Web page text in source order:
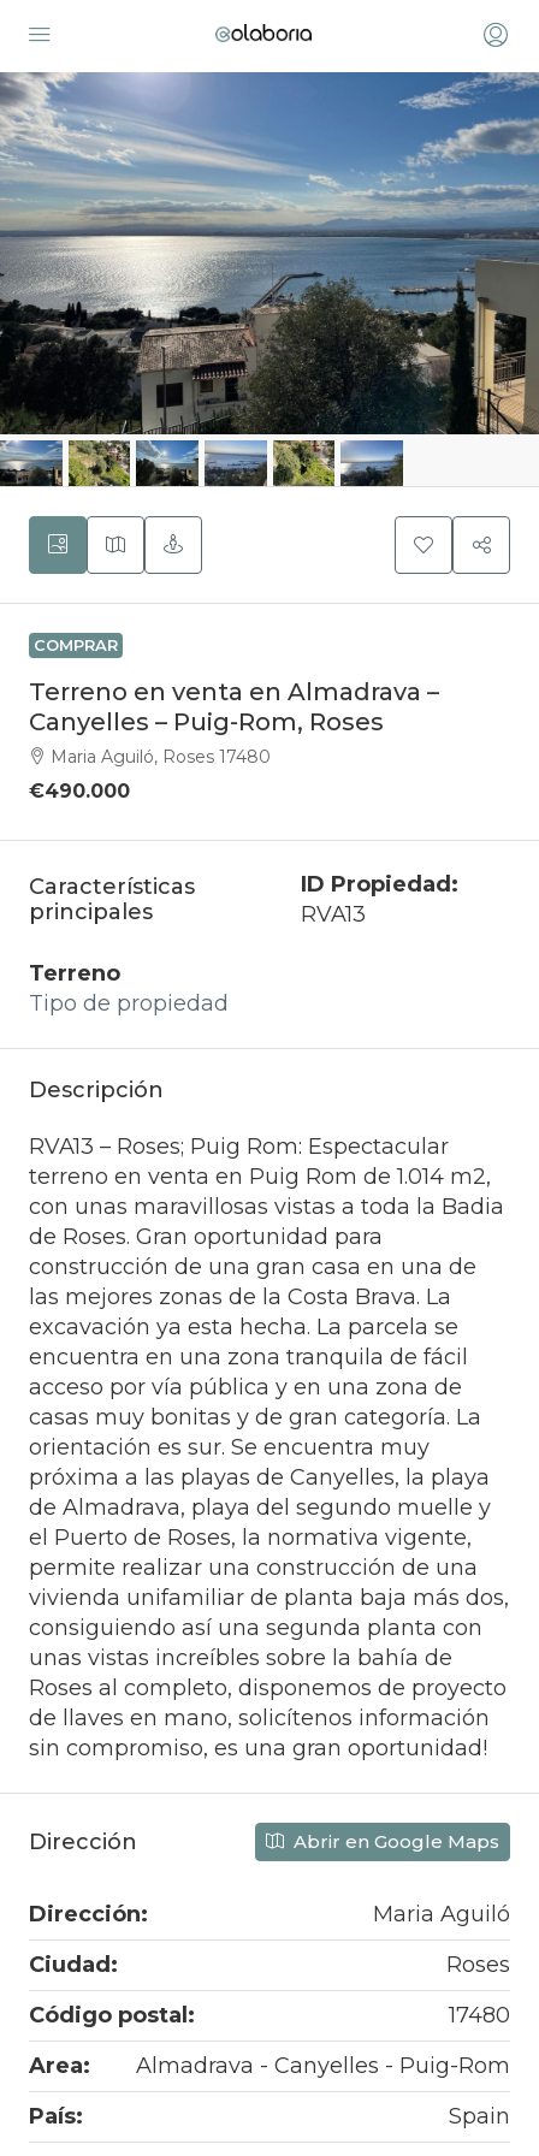
COMPRAR
Terreno en venta en Almadrava –
Canyelles – Puig-Rom, Roses
Maria Aguiló, Roses 17480
€490.000
Características
principales
ID Propiedad:
RVA13
Terreno
Tipo de propiedad
Descripción
RVA13 – Roses; Puig Rom: Espectacular
terreno en venta en Puig Rom de 1.014 m2,
con unas maravillosas vistas a toda la Badia
de Roses. Gran oportunidad para
construcción de una gran casa en una de
las mejores zonas de la Costa Brava. La
excavación ya esta hecha. La parcela se
encuentra en una zona tranquila de fácil
acceso por vía pública y en una zona de
casas muy bonitas y de gran categoría. La
orientación es sur. Se encuentra muy
próxima a las playas de Canyelles, la playa
de Almadrava, playa del segundo muelle y
el Puerto de Roses, la normativa vigente,
permite realizar una construcción de una
vivienda unifamiliar de planta baja más dos,
consiguiendo así una segunda planta con
unas vistas increíbles sobre la bahía de
Roses al completo, disponemos de proyecto
de llaves en mano, solicítenos información
sin compromiso, es una gran oportunidad!
Dirección Abrir en Google Maps
Dirección:
Maria Aguiló
Ciudad:
Roses
Código postal:
17480
Area:
Almadrava - Canyelles - Puig-Rom
País:
Spain